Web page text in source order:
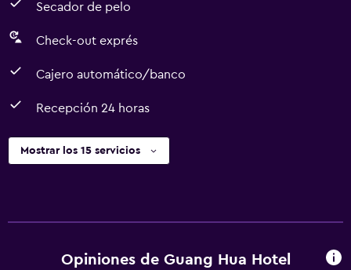
Secador de pelo
Check-out exprés
Cajero automático/banco
Recepción 24 horas
Mostrar los 15 servicios
Opiniones de Guang Hua Hotel